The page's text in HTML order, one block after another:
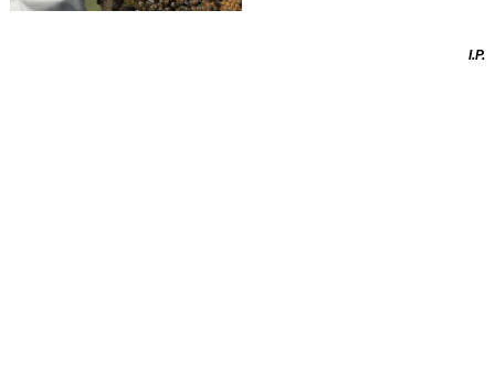
I.P.